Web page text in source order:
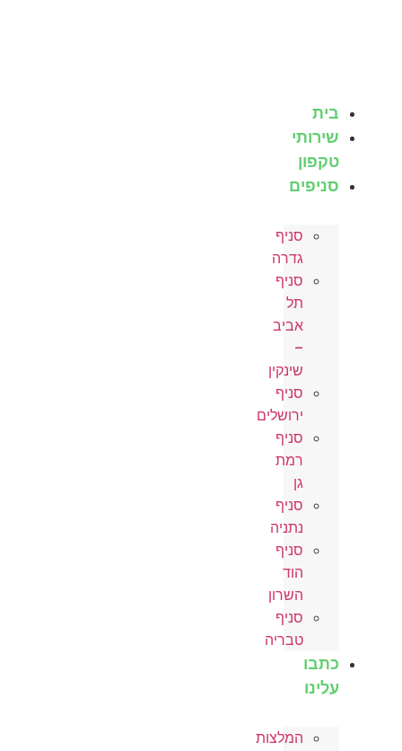
בית
שירותי
טקפון
סניפים
סניף
גדרה
סניף
תל
אביב
–
שינקין
סניף
ירושלים
סניף
רמת
גן
סניף
נתניה
סניף
הוד
השרון
סניף
טבריה
כתבו
עלינו
המלצות